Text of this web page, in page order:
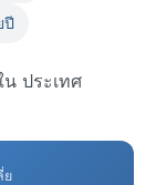
ปี
ประเทศ
ย